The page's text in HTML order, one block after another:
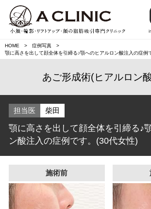
HOME
症例写真
顎に高さを出して顔全体を引締る♪顎へのヒアルロン酸注入の症例
あご形成術(ヒアルロン
担当医 柴田
顎に高さを出して顔全体を引締る♪
ン酸注入の症例です。(30代女性)
施術前